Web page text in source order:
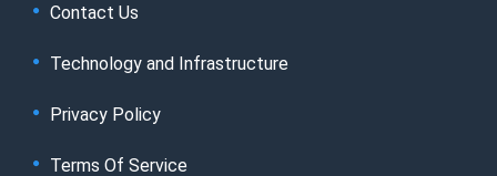
Contact Us
Technology and Infrastructure
Privacy Policy
Terms Of Service